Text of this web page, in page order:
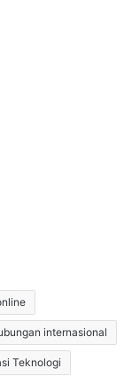
internasional
Teknologi